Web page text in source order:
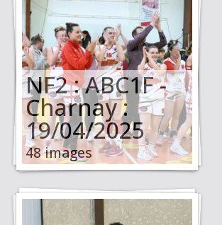
NF2 : ABC1F -
Charnay :
19/04/2025
48 images